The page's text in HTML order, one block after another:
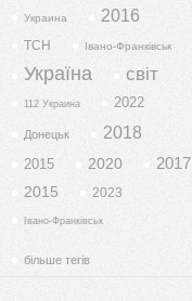
Украина 2016
ТСН Івано-Франківськ
Україна світ
112 Украина 2022
Донецьк 2018
2015 2020 2017
2015 2023
Івано-Франківськ
більше тегів